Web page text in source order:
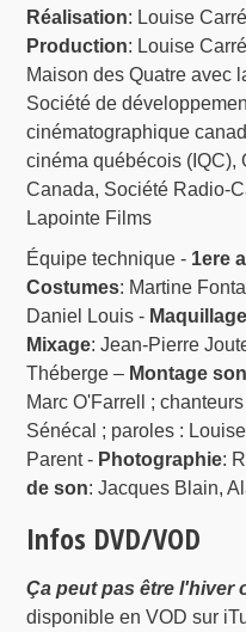
Réalisation: Louise
Production: Louise
Maison des Quatre avec
Société de
cinématographique
cinéma québécois (IQC),
Canada, Société Radio-
Lapointe Films
Équipe technique - 1ere
Costumes: Martine
Daniel Louis -
Mixage: Jean-Pierre
Théberge – Montage son
Marc O'Farrell ;
Sénécal ; paroles :
Parent - Photographie:
de son: Jacques Blain,
Infos DVD/VOD
Ça peut pas être l'hiver
disponible en VOD sur